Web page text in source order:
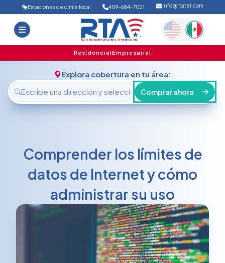
Inicio
Ofertas
Soporte
FAQ
Iniciar sesión
Estaciones de clima local 409-684-7021 info@rtatel.com
ResidencialEmpresarial
Explora cobertura en tu área:
Comprar ahora
Comprender los límites de
datos de Internet y cómo
administrar su uso